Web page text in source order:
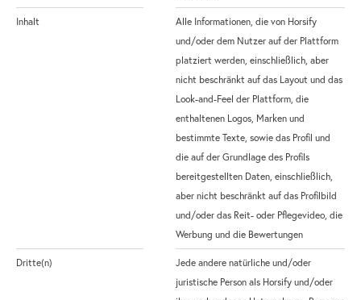
Inhalt
Alle Informationen, die von Horsify
und/oder dem Nutzer auf der Plattform
platziert werden, einschließlich, aber
nicht beschränkt auf das Layout und das
Look-and-Feel der Plattform, die
enthaltenen Logos, Marken und
bestimmte Texte, sowie das Profil und
die auf der Grundlage des Profils
bereitgestellten Daten, einschließlich,
aber nicht beschränkt auf das Profilbild
und/oder das Reit- oder Pflegevideo, die
Werbung und die Bewertungen
Dritte(n)
Jede andere natürliche und/oder
juristische Person als Horsify und/oder